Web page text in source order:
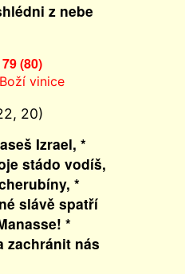
z nebe
(80)
vinice
20)
Izrael, *
stádo vodíš,
*
slávě spatří
*
nás